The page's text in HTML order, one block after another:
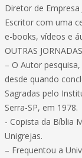
Diretor de Empresa
Escritor com uma
e-books, vídeos e
OUTRAS JORNADAS
– O Autor
desde quando
Sagradas pelo
Serra-SP, em 1978.
- Copista da Bíblia
Unigrejas.
– Frequentou a